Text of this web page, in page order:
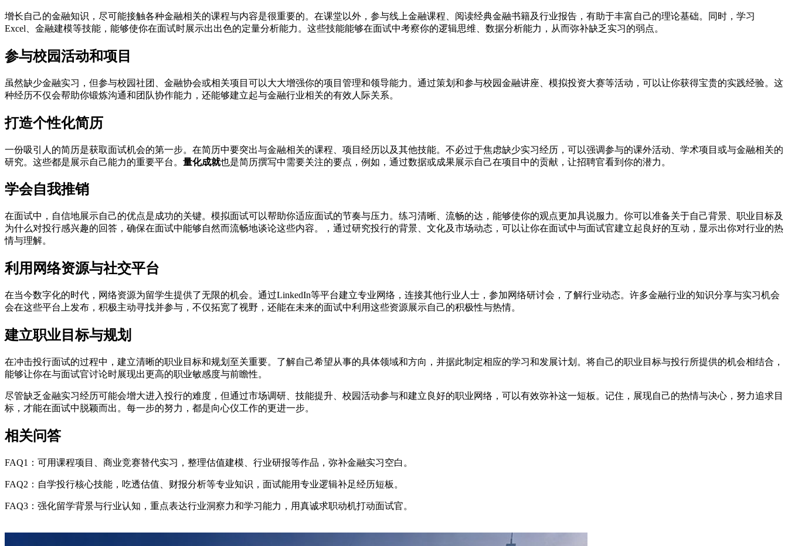
增长自己的金融知识，尽可能接触各种金融相关的课程与内容是很重要的。在课堂以外，参与线上金融课程、阅读经典金融书籍及行业报告，有助于丰富自己的理论基础。同时，学习
Excel、金融建模等技能，能够使你在面试时展示出出色的定量分析能力。这些技能能够在面试中考察你的逻辑思维、数据分析能力，从而弥补缺乏实习的弱点。
参与校园活动和项目
虽然缺少金融实习，但参与校园社团、金融协会或相关项目可以大大增强你的项目管理和领导能力。通过策划和参与校园金融讲座、模拟投资大赛等活动，可以让你获得宝贵的实践经验。这
种经历不仅会帮助你锻炼沟通和团队协作能力，还能够建立起与金融行业相关的有效人际关系。
打造个性化简历
一份吸引人的简历是获取面试机会的第一步。在简历中要突出与金融相关的课程、项目经历以及其他技能。不必过于焦虑缺少实习经历，可以强调参与的课外活动、学术项目或与金融相关的
研究。这些都是展示自己能力的重要平台。 量化成就也是简历撰写中需要关注的要点，例如，通过数据或成果展示自己在项目中的贡献，让招聘官看到你的潜力。
学会自我推销
在面试中，自信地展示自己的优点是成功的关键。模拟面试可以帮助你适应面试的节奏与压力。练习清晰、流畅的达，能够使你的观点更加具说服力。你可以准备关于自己背景、职业目标及
为什么对投行感兴趣的回答，确保在面试中能够自然而流畅地谈论这些内容。，通过研究投行的背景、文化及市场动态，可以让你在面试中与面试官建立起良好的互动，显示出你对行业的热
情与理解。
利用网络资源与社交平台
在当今数字化的时代，网络资源为留学生提供了无限的机会。通过LinkedIn等平台建立专业网络，连接其他行业人士，参加网络研讨会，了解行业动态。许多金融行业的知识分享与实习机会
会在这些平台上发布，积极主动寻找并参与，不仅拓宽了视野，还能在未来的面试中利用这些资源展示自己的积极性与热情。
建立职业目标与规划
在冲击投行面试的过程中，建立清晰的职业目标和规划至关重要。了解自己希望从事的具体领域和方向，并据此制定相应的学习和发展计划。将自己的职业目标与投行所提供的机会相结合，
能够让你在与面试官讨论时展现出更高的职业敏感度与前瞻性。
尽管缺乏金融实习经历可能会增大进入投行的难度，但通过市场调研、技能提升、校园活动参与和建立良好的职业网络，可以有效弥补这一短板。记住，展现自己的热情与决心，努力追求目
标，才能在面试中脱颖而出。每一步的努力，都是向心仪工作的更进一步。
相关问答
FAQ1：可用课程项目、商业竞赛替代实习，整理估值建模、行业研报等作品，弥补金融实习空白。
FAQ2：自学投行核心技能，吃透估值、财报分析等专业知识，面试能用专业逻辑补足经历短板。
FAQ3：强化留学背景与行业认知，重点表达行业洞察力和学习能力，用真诚求职动机打动面试官。